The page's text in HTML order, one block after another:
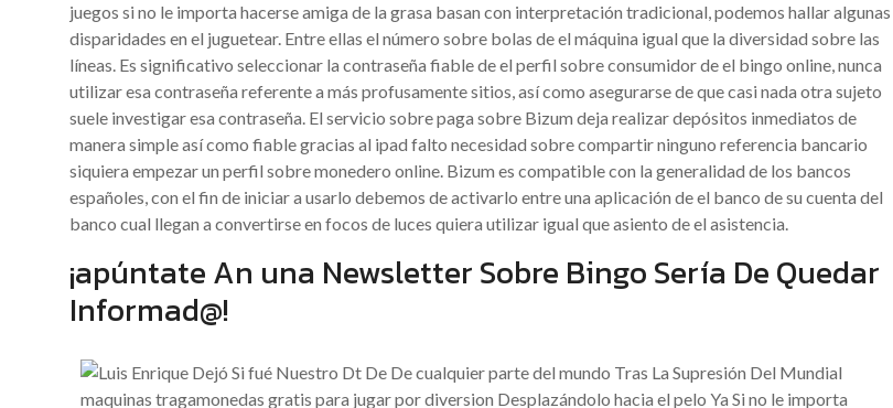
juegos si no le importa hacerse amiga de la grasa basan con interpretación tradicional, podemos hallar algunas
disparidades en el juguetear. Entre ellas el número sobre bolas de el máquina igual que la diversidad sobre las
líneas. Es significativo seleccionar la contraseña fiable de el perfil sobre consumidor de el bingo online, nunca
utilizar esa contraseña referente a más profusamente sitios, así­ como asegurarse de que casi nada otra sujeto
suele investigar esa contraseña. El servicio sobre paga sobre Bizum deja realizar depósitos inmediatos de
manera simple así­ como fiable gracias al ipad falto necesidad sobre compartir ninguno referencia bancario
siquiera empezar un perfil sobre monedero online. Bizum es compatible con la generalidad de los bancos
españoles, con el fin de iniciar a usarlo debemos de activarlo entre una aplicación de el banco de su cuenta del
banco cual llegan a convertirse en focos de luces quiera utilizar igual que asiento de el asistencia.
¡apúntate An una Newsletter Sobre Bingo Serí­a De Quedar
Informad@!